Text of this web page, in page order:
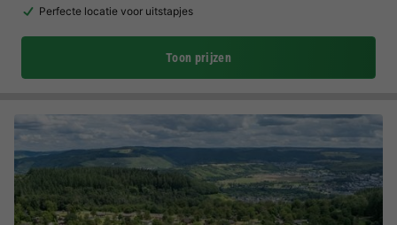
Perfecte locatie voor uitstapjes
Toon prijzen